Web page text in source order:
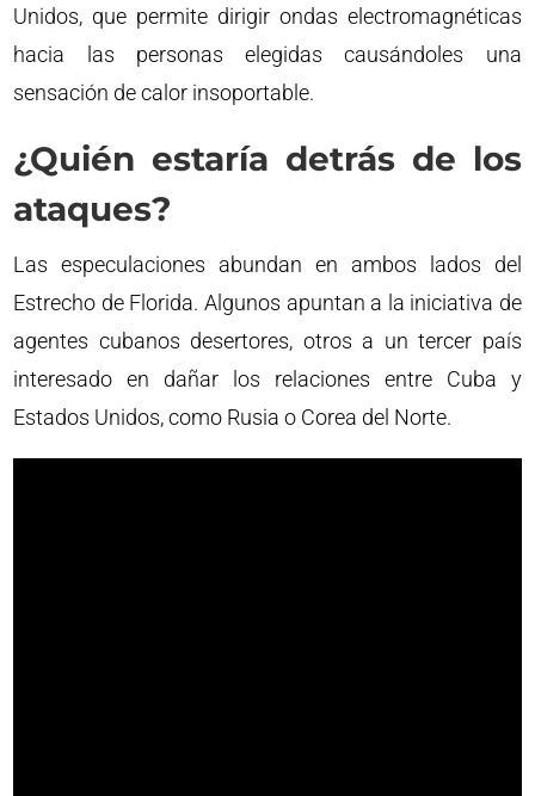
Unidos, que permite dirigir ondas electromagnéticas
hacia las personas elegidas causándoles una
sensación de calor insoportable.
¿Quién estaría detrás de los
ataques?
Las especulaciones abundan en ambos lados del
Estrecho de Florida. Algunos apuntan a la iniciativa de
agentes cubanos desertores, otros a un tercer país
interesado en dañar los relaciones entre Cuba y
Estados Unidos, como Rusia o Corea del Norte.